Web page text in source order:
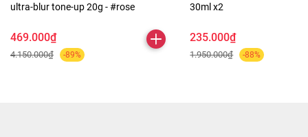
ultra-blur tone-up 20g - #rose
469.000₫
4.150.000₫ -89%
30ml x2
235.000₫
1.950.000₫ -88%